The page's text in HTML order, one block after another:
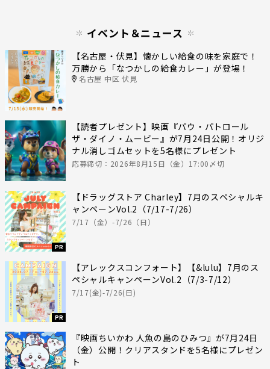
イベント＆ニュース
【名古屋・伏見】懐かしい給食の味を家庭で！
万勝から「なつかしの給食カレー」が登場！
名古屋 中区 伏見
【読者プレゼント】映画『パウ・パトロール
ザ・ダイノ・ムービー』が7月24日公開！オリジ
ナル消しゴムセットを5名様にプレゼント
応募締切：2026年8月15日（金）17:00〆切
PR
【ドラッグストア Charley】7月のスペシャルキ
ャンペーンVol.2（7/17-7/26）
7/17（金）-7/26（日）
PR
【アレックスコンフォート】【&lulu】7月のス
ペシャルキャンペーンVol.2（7/3-7/12）
7/17(金)-7/26(日)
『映画ちいかわ 人魚の島のひみつ』が7月24日
（金）公開！クリアスタンドを5名様にプレゼン
ト